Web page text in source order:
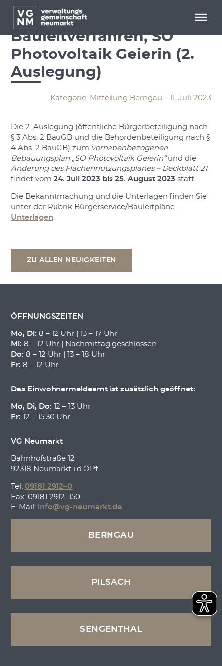
Menü überspringen
Menü überspringen
Bekanntmachung –
Bauleitverfahren, SO
Photovoltaik Geierin (2.
Auslegung)
Kategorie: Mitteilung Berngau – 11. Juli 2023
Die 2. Auslegung (öffentliche Bürgerbeteiligung nach
§ 3 Abs. 2 BauGB und die Behördenbeteiligung nach §
4 Abs. 2 BauGB) zum vorhabenbezogenen
Bebauungsplan „SO Photovoltaik Geierin“und die
Änderung des Flächennutzungsplanes – Deckblatt 21
findet vom 24. Juli 2023 bis 25. August 2023 statt.
Die Bekanntmachung und die Unterlagen finden Sie
unter der Rubrik Bürgerservice/Bauleitpläne –
Unterlagen.
ZU ALLEN NEUIGKEITEN
ÖFFNUNGSZEITEN
Mo, Di: 8 – 12 Uhr | 13 – 17 Uhr
Mi: 8 – 12 Uhr | Nachmittag geschlossen
Do: 8 – 12 Uhr | 13 – 18 Uhr
Fr: 8 – 12 Uhr
Das Einwohnermeldeamt ist zusätzlich geöffnet:
Mo, Di, Do: 12 – 13 Uhr
Fr: 12 – 15:30 Uhr
VG Neumarkt
Bahnhofstraße 12
92318 Neumarkt i.d.OPf
Tel: 09181 2912–0
Fax: 09181 2912–150
E-Mail: info@vg-neumarkt.de
BERNGAU
PILSACH
SENGENTHAL